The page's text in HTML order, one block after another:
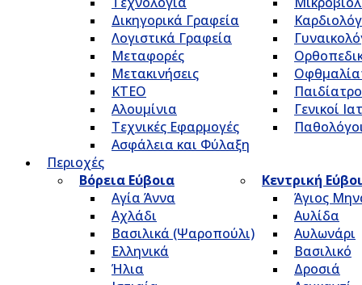
Δικηγορικά Γραφεία
Λογιστικά Γραφεία
Μεταφορές
Μετακινήσεις
ΚΤΕΟ
Αλουμίνια
Τεχνικές Εφαρμογές
Ασφάλεια και Φύλαξη
Γενικοί
Περιοχές
Βόρεια Εύβοια
Αγία Άννα
Αχλάδι
Βασιλικά (Ψαροπούλι)
Ελληνικά
Ήλια
Κεντρική
Άγιος
Αυλίδα
Αυλωνάρι
Βασιλικό
Δροσιά